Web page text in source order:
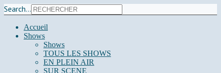
Search...
Accueil
Shows
Shows
TOUS LES SHOWS
EN PLEIN AIR
SUR SCENE